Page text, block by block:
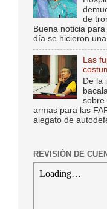
de
Buena noticia
día se hicieron una
Las
De la
sobre
armas para las
alegato de
REVISIÓN DE